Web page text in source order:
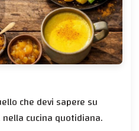
che devi sapere su
cucina quotidiana.